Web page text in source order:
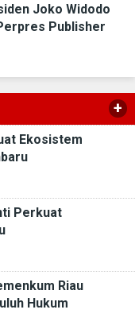
Joko Widodo
Publisher
+
Ekosistem
Perkuat
Riau
Hukum